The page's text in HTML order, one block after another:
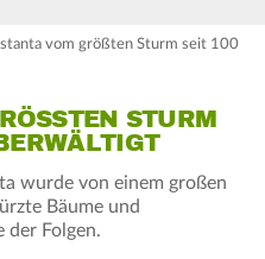
vom größten Sturm seit 100
STURM S
wurde von einem großen
Bäume und
der Folgen.